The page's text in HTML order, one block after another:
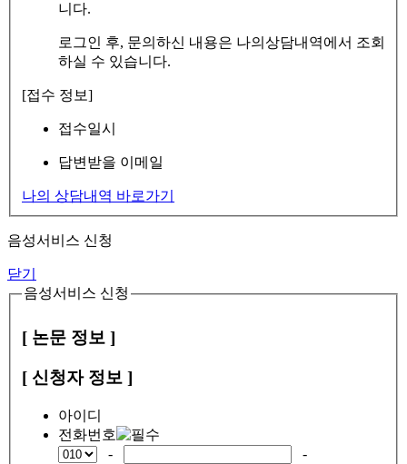
니다.
로그인 후, 문의하신 내용은 나의상담내역에서 조회
하실 수 있습니다.
[접수 정보]
접수일시
답변받을 이메일
나의 상담내역 바로가기
음성서비스 신청
닫기
음성서비스 신청
[ 논문 정보 ]
[ 신청자 정보 ]
아이디
전화번호
-
-